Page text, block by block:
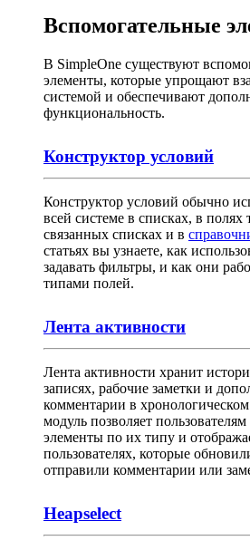
Вспомогательные
В SimpleOne существуют
элементы, которые упрощают
системой и обеспечивают
функциональность.
Конструктор условий
Конструктор условий обычно
всей системе в списках, в полях
связанных списках и в
статьях вы узнаете, как
задавать фильтры, и как они
типами полей.
Лента активности
Лента активности хранит
записях, рабочие заметки и
комментарии в
модуль позволяет
элементы по их типу и
пользователях, которые
отправили комментарии или
Heapselect